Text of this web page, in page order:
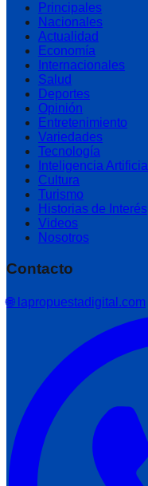
Principales
Nacionales
Actualidad
Economía
Internacionales
Salud
Deportes
Opinión
Entretenimiento
Variedades
Tecnología
Inteligencia Artificial
Cultura
Turismo
Historias de Interés
Videos
Nosotros
Contacto
🌐 lapropuestadigital.com